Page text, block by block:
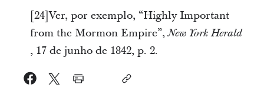
[24]Ver, por exemplo, “Highly Important
from the Mormon Empire”,New York Herald
, 17 de junho de 1842, p. 2.